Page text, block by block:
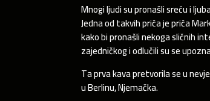
Mnogi ljudi su pronašli sreću i
Jedna od takvih priča je priča
kako bi pronašli nekoga sličnih
zajedničkog i odlučili su se
Ta prva kava pretvorila se u
u Berlinu, Njemačka.